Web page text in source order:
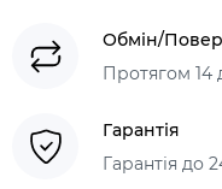
Обмін/
Протягом 14
Гарантія
Гарантія до